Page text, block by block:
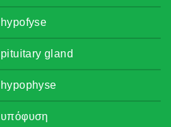
hypofyse
pituitary gland
hypophyse
υπόφυση